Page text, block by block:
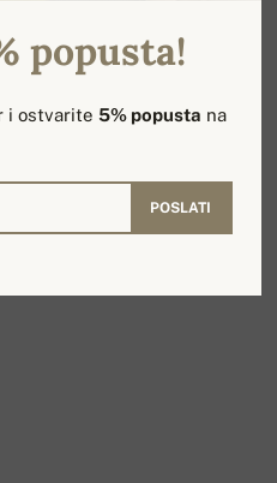
popusta!
i ostvarite5% popusta na
POSLATI